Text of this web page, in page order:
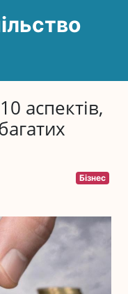
аспектів,
Бізнес